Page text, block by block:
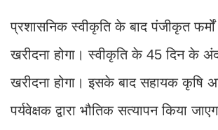
प्रशासनिक स्वीकृति के बाद पंजीकृत
खरीदना होगा। स्वीकृति के 45 दिन के
खरीदना होगा। इसके बाद सहायक कृषि
पर्यवेक्षक द्वारा भौतिक सत्यापन किया